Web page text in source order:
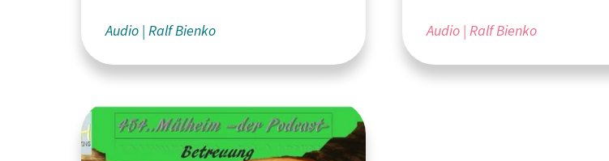
Audio Ralf Bienko Audio Ralf Bienko